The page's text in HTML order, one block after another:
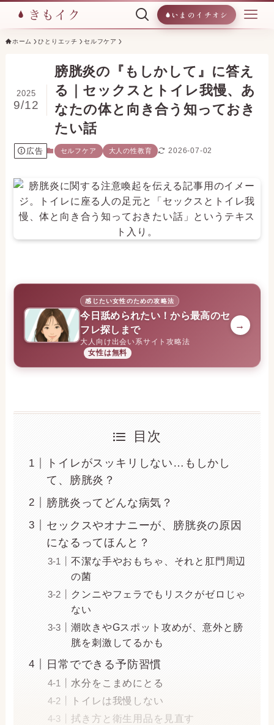
いまのイチオシ
ホーム ひとりエッチ セルフケア
膀胱炎の『もしかして』に答え
る｜セックスとトイレ我慢、あ
なたの体と向き合う知っておき
たい話
2025
9/12
広告 セルフケア 大人の性教育 2026-07-02
感じたい女性のための攻略法
今日舐められたい！から最高のセ
フレ探しまで
大人向け出会い系サイト攻略法
女性は無料
→
目次
トイレがスッキリしない…もしかし
て、膀胱炎？
膀胱炎ってどんな病気？
セックスやオナニーが、膀胱炎の原因
になるってほんと？
不潔な手やおもちゃ、それと肛門周辺
の菌
クンニやフェラでもリスクがゼロじゃ
ない
潮吹きやGスポット攻めが、意外と膀
胱を刺激してるかも
日常でできる予防習慣
水分をこまめにとる
トイレは我慢しない
拭き方と衛生用品を見直す